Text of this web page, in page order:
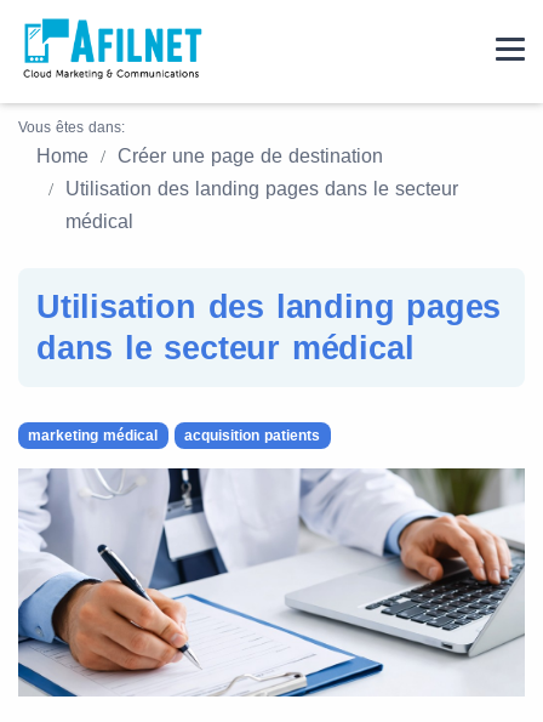
Vous êtes dans:
Home
Créer une page de destination
Utilisation des landing pages dans le secteur
médical
Utilisation des landing pages
dans le secteur médical
marketing médical acquisition patients